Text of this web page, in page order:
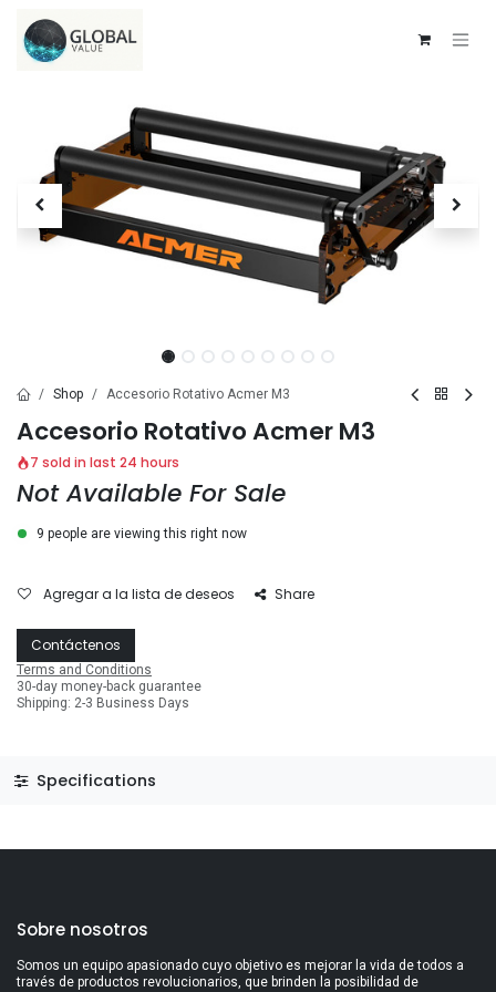
Shop Accesorio Rotativo Acmer M3
Accesorio Rotativo Acmer M3
7 sold in last 24 hours
Not Available For Sale
9 people are viewing this right now
Agregar a la lista de deseos Share
Contáctenos
Terms and Conditions
30-day money-back guarantee
Shipping: 2-3 Business Days
Specifications
Sobre nosotros
Somos un equipo apasionado cuyo objetivo es mejorar la vida de todos a
través de productos revolucionarios, que brinden la posibilidad de